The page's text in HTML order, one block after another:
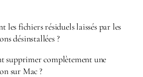
les fichiers résiduels laissés par les
désinstallées ?
supprimer complètement une
sur Mac ?